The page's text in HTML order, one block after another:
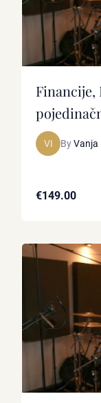
Financije,
VI ByVanja
€149.00